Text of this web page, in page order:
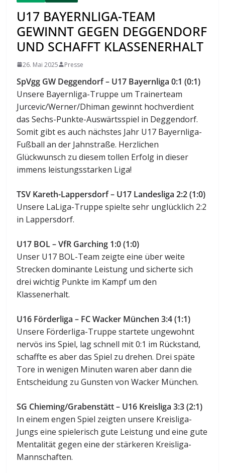
U17 BAYERNLIGA-TEAM
GEWINNT GEGEN DEGGENDORF
UND SCHAFFT KLASSENERHALT
26. Mai 2025 Presse
SpVgg GW Deggendorf – U17 Bayernliga 0:1 (0:1)
Unsere Bayernliga-Truppe um Trainerteam
Jurcevic/Werner/Dhiman gewinnt hochverdient
das Sechs-Punkte-Auswärtsspiel in Deggendorf.
Somit gibt es auch nächstes Jahr U17 Bayernliga-
Fußball an der Jahnstraße. Herzlichen
Glückwunsch zu diesem tollen Erfolg in dieser
immens leistungsstarken Liga!
TSV Kareth-Lappersdorf – U17 Landesliga 2:2 (1:0)
Unsere LaLiga-Truppe spielte sehr unglücklich 2:2
in Lappersdorf.
U17 BOL – VfR Garching 1:0 (1:0)
Unser U17 BOL-Team zeigte eine über weite
Strecken dominante Leistung und sicherte sich
drei wichtig Punkte im Kampf um den
Klassenerhalt.
U16 Förderliga – FC Wacker München 3:4 (1:1)
Unsere Förderliga-Truppe startete ungewohnt
nervös ins Spiel, lag schnell mit 0:1 im Rückstand,
schaffte es aber das Spiel zu drehen. Drei späte
Tore in wenigen Minuten waren aber dann die
Entscheidung zu Gunsten von Wacker München.
SG Chieming/Grabenstätt – U16 Kreisliga 3:3 (2:1)
In einem engen Spiel zeigten unsere Kreisliga-
Jungs eine spielerisch gute Leistung und eine gute
Mentalität gegen eine der stärkeren Kreisliga-
Mannschaften.